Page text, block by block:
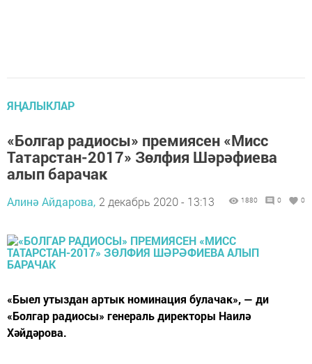
ЯҢАЛЫКЛАР
«Болгар радиосы» премиясен «Мисс
Татарстан-2017» Зөлфия Шәрәфиева
алып барачак
Алинә Айдарова, 2 декабрь 2020 - 13:13 1880 0 0
«Быел утыздан артык номинация булачак», — ди
«Болгар радиосы» генераль директоры Наилә
Хәйдәрова.